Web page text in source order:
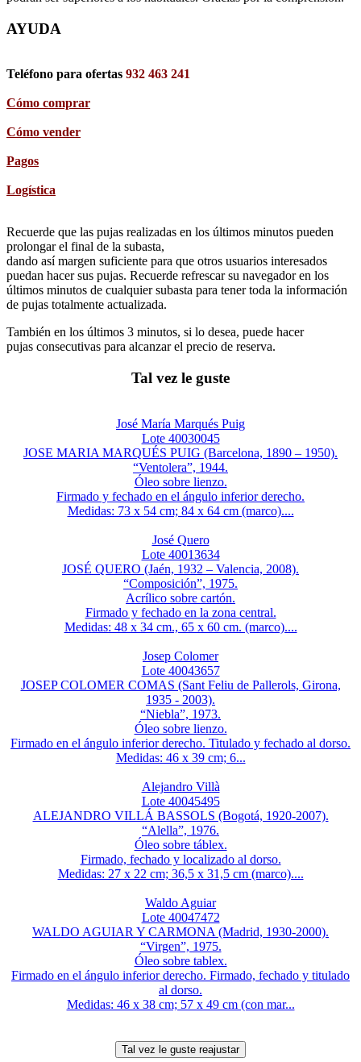
AYUDA
Teléfono para ofertas 932 463 241
Cómo comprar
Cómo vender
Pagos
Logística
Recuerde que las pujas realizadas en los últimos minutos pueden
prolongar el final de la subasta,
dando así margen suficiente para que otros usuarios interesados
puedan hacer sus pujas. Recuerde refrescar su navegador en los
últimos minutos de cualquier subasta para tener toda la información
de pujas totalmente actualizada.
También en los últimos 3 minutos, si lo desea, puede hacer
pujas consecutivas para alcanzar el precio de reserva.
Tal vez le guste
José María Marqués Puig
Lote 40030045
JOSE MARIA MARQUÉS PUIG (Barcelona, 1890 – 1950).
“Ventolera”, 1944.
Óleo sobre lienzo.
Firmado y fechado en el ángulo inferior derecho.
Medidas: 73 x 54 cm; 84 x 64 cm (marco)....
José Quero
Lote 40013634
JOSÉ QUERO (Jaén, 1932 – Valencia, 2008).
“Composición”, 1975.
Acrílico sobre cartón.
Firmado y fechado en la zona central.
Medidas: 48 x 34 cm., 65 x 60 cm. (marco)....
Josep Colomer
Lote 40043657
JOSEP COLOMER COMAS (Sant Feliu de Pallerols, Girona,
1935 - 2003).
“Niebla”, 1973.
Óleo sobre lienzo.
Firmado en el ángulo inferior derecho. Titulado y fechado al dorso.
Medidas: 46 x 39 cm; 6...
Alejandro Villà
Lote 40045495
ALEJANDRO VILLÁ BASSOLS (Bogotá, 1920-2007).
“Alella”, 1976.
Óleo sobre táblex.
Firmado, fechado y localizado al dorso.
Medidas: 27 x 22 cm; 36,5 x 31,5 cm (marco)....
Waldo Aguiar
Lote 40047472
WALDO AGUIAR Y CARMONA (Madrid, 1930-2000).
“Virgen”, 1975.
Óleo sobre tablex.
Firmado en el ángulo inferior derecho. Firmado, fechado y titulado
al dorso.
Medidas: 46 x 38 cm; 57 x 49 cm (con mar...